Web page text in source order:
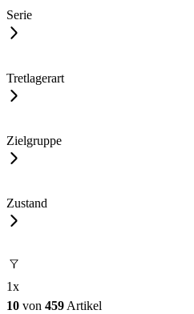
Serie
Tretlagerart
Zielgruppe
Zustand
1x
10 von 459 Artikel